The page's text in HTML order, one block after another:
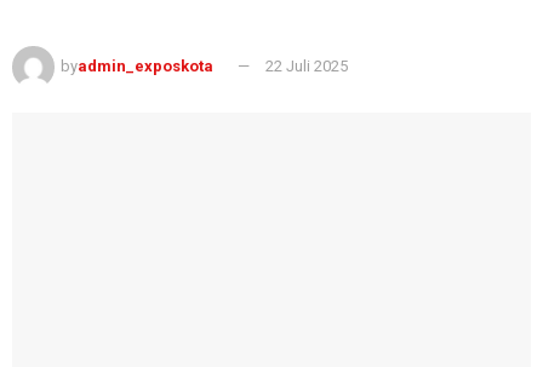
byadmin_exposkota 22 Juli 2025